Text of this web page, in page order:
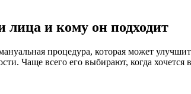
лица и кому он подходит
процедура, которая может
Чаще всего его выбирают, когда